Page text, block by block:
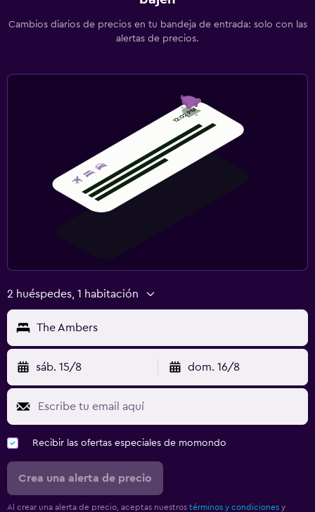
Cambios diarios de precios en tu bandeja de entrada: solo con las
alertas de precios.
2 huéspedes, 1 habitación
The Ambers
sáb. 15/8 dom. 16/8
Recibir las ofertas especiales de momondo
Crea una alerta de precio
Al crear una alerta de precio, aceptas nuestros términos y condiciones y